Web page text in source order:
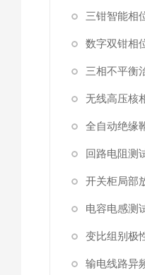
三钳智能相
数字双钳相
三相不平衡
无线高压核
回路电阻测
开关柜局部
电容电感测
变比组别极
输电线路异